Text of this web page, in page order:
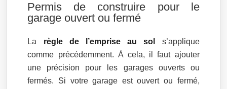
Permis de construire pour le
garage ouvert ou fermé
La règle de l’emprise au sol
s’applique
comme précédemment. À cela, il faut ajouter
une précision pour les garages ouverts ou
fermés. Si votre garage est ouvert ou fermé,